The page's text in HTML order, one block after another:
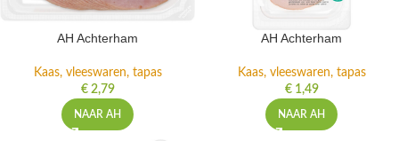
AH Achterham
Kaas, vleeswaren, tapas
€2,79
NAAR AH
AH Achterham
Kaas, vleeswaren, tapas
€1,49
NAAR AH